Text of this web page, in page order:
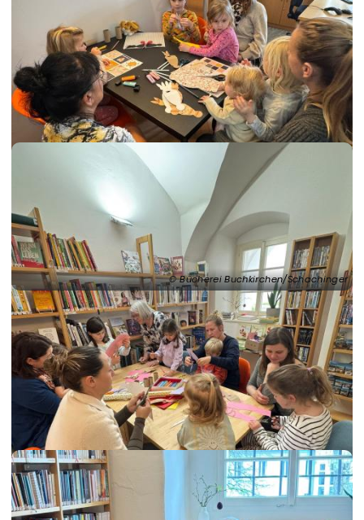
Bücherei Buchkirchen/Schachinger